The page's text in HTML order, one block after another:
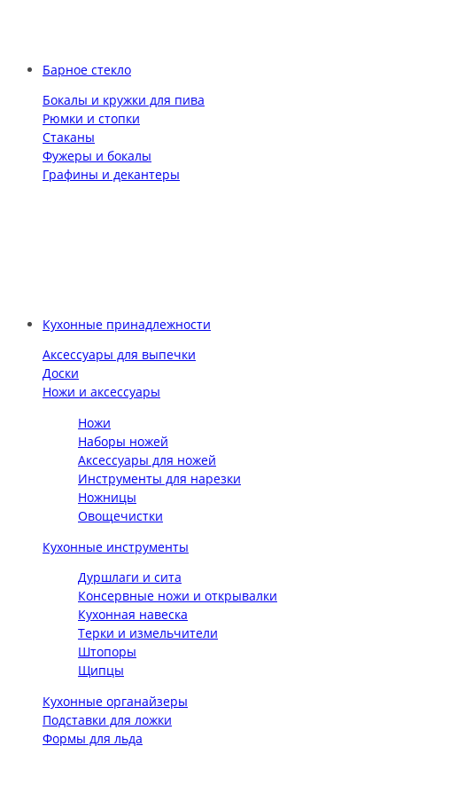
Барное стекло
Бокалы и кружки для пива
Рюмки и стопки
Стаканы
Фужеры и бокалы
Графины и декантеры
Кухонные принадлежности
Аксессуары для выпечки
Доски
Ножи и аксессуары
Ножи
Наборы ножей
Аксессуары для ножей
Инструменты для нарезки
Ножницы
Овощечистки
Кухонные инструменты
Дуршлаги и сита
Консервные ножи и открывалки
Кухонная навеска
Терки и измельчители
Штопоры
Щипцы
Кухонные органайзеры
Подставки для ложки
Формы для льда